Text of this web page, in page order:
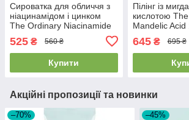
Сироватка для обличчя з
ніацинамідом і цинком
The Ordinary Niacinamide
10% + Zinc PCA 1% 30 мл
525 ₴ 560 ₴
Купити
Пілінг із
кислотою
Mandelic Acid
645₴ 695 ₴
Акційні пропозиції та новинки
–70% –45%